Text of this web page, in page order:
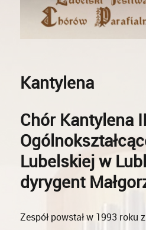
Kantylena
Chór Kantylena
Lubelskiej w
dyrygent
Zespół powstał w 1993 roku